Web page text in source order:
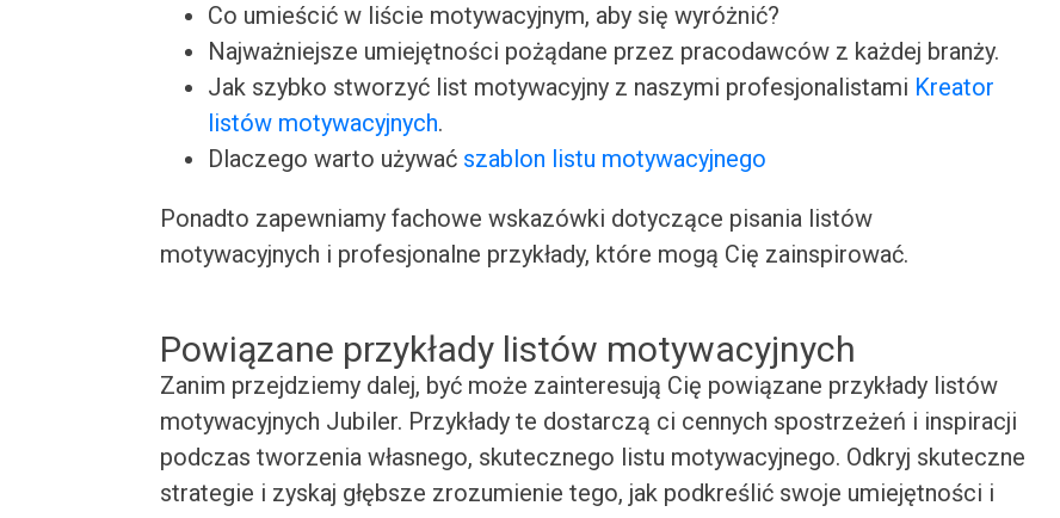
Co umieścić w liście motywacyjnym, aby się wyróżnić?
Najważniejsze umiejętności pożądane przez pracodawców z każdej branży.
Jak szybko stworzyć list motywacyjny z naszymi profesjonalistami Kreator
listów motywacyjnych.
Dlaczego warto używać szablon listu motywacyjnego
Ponadto zapewniamy fachowe wskazówki dotyczące pisania listów
motywacyjnych i profesjonalne przykłady, które mogą Cię zainspirować.
Powiązane przykłady listów motywacyjnych
Zanim przejdziemy dalej, być może zainteresują Cię powiązane przykłady listów
motywacyjnych Jubiler. Przykłady te dostarczą ci cennych spostrzeżeń i inspiracji
podczas tworzenia własnego, skutecznego listu motywacyjnego. Odkryj skuteczne
strategie i zyskaj głębsze zrozumienie tego, jak podkreślić swoje umiejętności i